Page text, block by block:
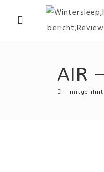
AIR
- mitgefilmt